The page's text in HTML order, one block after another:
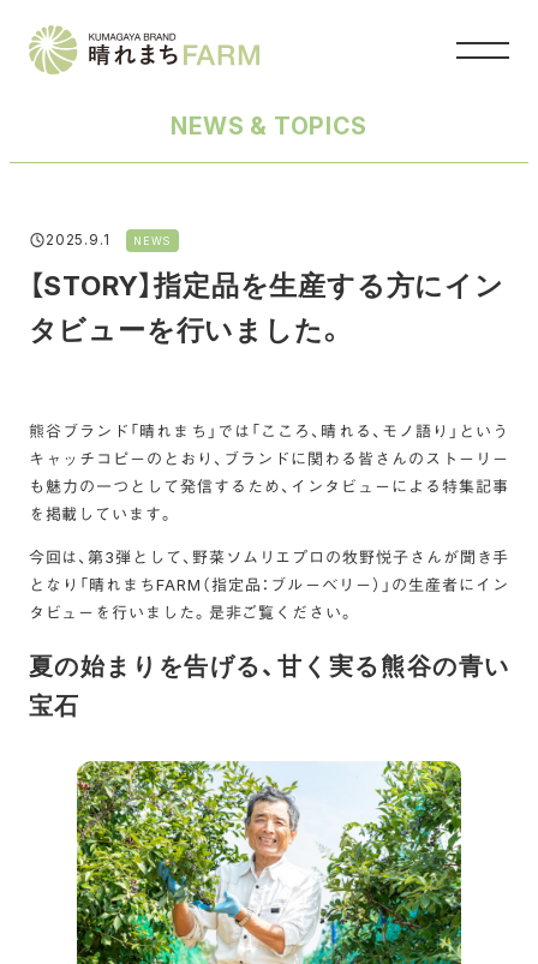
テ
NEWS & TOPICS
【STORY】指定品を生産する方にイン
タビューを行いました。
投稿日
2025.9.1 カテゴリー
NEWS
熊谷ブランド「晴れまち」では「こころ、晴れる、モノ語り」という
キャッチコピーのとおり、ブランドに関わる皆さんのストーリー
も魅力の一つとして発信するため、インタビューによる特集記事
を掲載しています。
今回は、第3弾として、野菜ソムリエプロの牧野悦子さんが聞き手
となり「晴れまちFARM（指定品：ブルーベリー）」の生産者にイン
タビューを行いました。是非ご覧ください。
夏の始まりを告げる、甘く実る熊谷の青い
宝石